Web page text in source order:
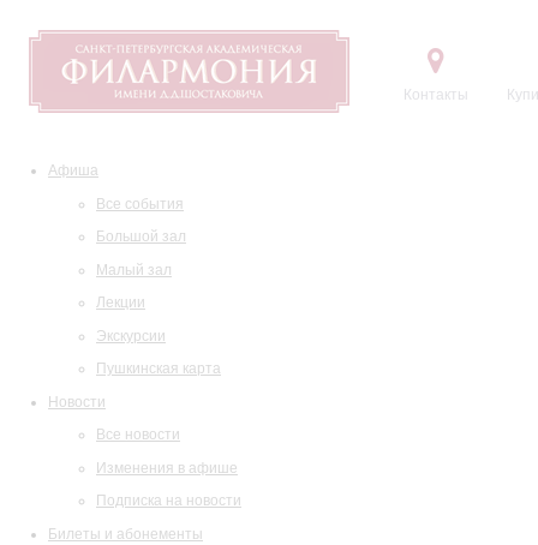
Контакты
Афиша
Все события
Большой зал
Малый зал
Лекции
Экскурсии
Пушкинская карта
Новости
Все новости
Изменения в афише
Подписка на новости
Билеты и абонементы